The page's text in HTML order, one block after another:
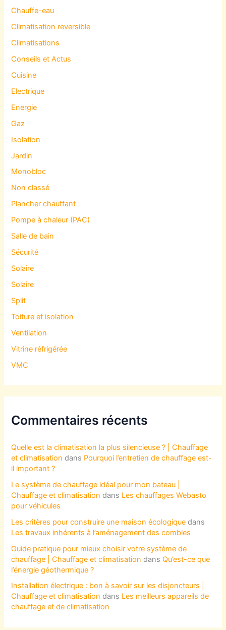
Chauffe-eau
Climatisation reversible
Climatisations
Conseils et Actus
Cuisine
Electrique
Energie
Gaz
Isolation
Jardin
Monobloc
Non classé
Plancher chauffant
Pompe à chaleur (PAC)
Salle de bain
Sécurité
Solaire
Solaire
Split
Toiture et isolation
Ventilation
Vitrine réfrigérée
VMC
Commentaires récents
Quelle est la climatisation la plus silencieuse ? | Chauffage
et climatisation dans Pourquoi l’entretien de chauffage est-
il important ?
Le système de chauffage idéal pour mon bateau |
Chauffage et climatisation dans Les chauffages Webasto
pour véhicules
Les critères pour construire une maison écologique dans
Les travaux inhérents à l’aménagement des combles
Guide pratique pour mieux choisir votre système de
chauffage | Chauffage et climatisation dansQu’est-ce que
l’énergie géothermique ?
Installation électrique : bon à savoir sur les disjoncteurs |
Chauffage et climatisation dans Les meilleurs appareils de
chauffage et de climatisation